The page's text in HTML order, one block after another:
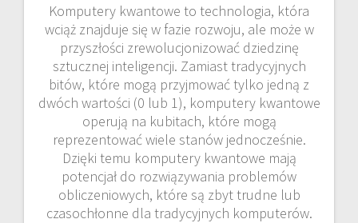
Komputery kwantowe to technologia, która
wciąż znajduje się w fazie rozwoju, ale może w
przyszłości zrewolucjonizować dziedzinę
sztucznej inteligencji. Zamiast tradycyjnych
bitów, które mogą przyjmować tylko jedną z
dwóch wartości (0 lub 1), komputery kwantowe
operują na kubitach, które mogą
reprezentować wiele stanów jednocześnie.
Dzięki temu komputery kwantowe mają
potencjał do rozwiązywania problemów
obliczeniowych, które są zbyt trudne lub
czasochłonne dla tradycyjnych komputerów.